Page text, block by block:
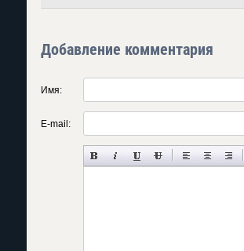
Добавление комментария
Имя:
E-mail: